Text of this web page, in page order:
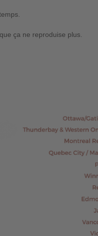
ça ne reproduise plus.